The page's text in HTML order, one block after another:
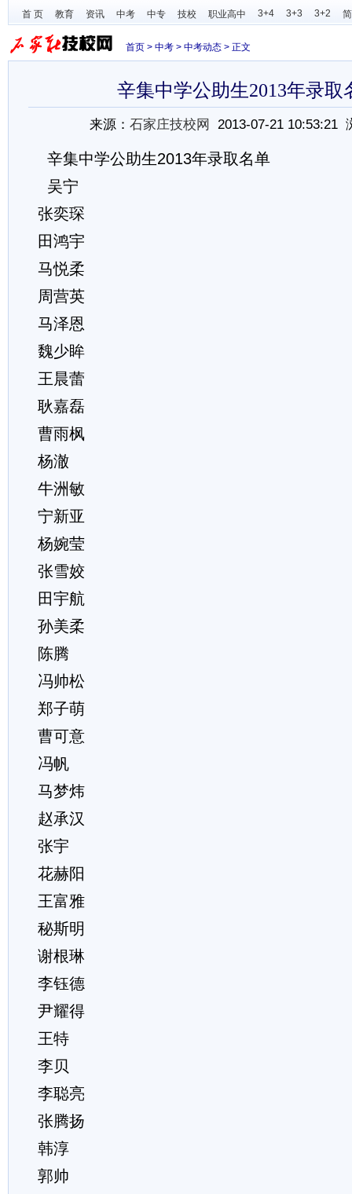
首 页 教育 资讯 中考 中专 技校 职业高中 3+4 3+3 3+2
首页 > 中考 > 中考动态 > 正文
辛集中学公助生2013年录取
来源： 石家庄技校网 2013-07-21 10:53:21
辛集中学公助生2013年录取名单
吴宁
张奕琛
田鸿宇
马悦柔
周营英
马泽恩
魏少眸
王晨蕾
耿嘉磊
曹雨枫
杨澈
牛洲敏
宁新亚
杨婉莹
张雪姣
田宇航
孙美柔
陈腾
冯帅松
郑子萌
曹可意
冯帆
马梦炜
赵承汉
张宇
花赫阳
王富雅
秘斯明
谢根琳
李钰德
尹耀得
王特
李贝
李聪亮
张腾扬
韩淳
郭帅